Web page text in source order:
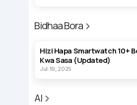
Bidhaa Bora
Hizi Hapa Smartwatch 10+
Kwa Sasa (Updated)
Jul 19, 2025
AI